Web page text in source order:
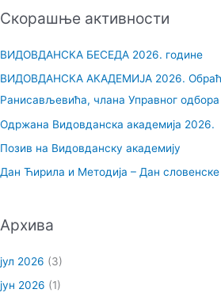
т
з
а
:
Скорашње активности
ВИДОВДАНСКА БЕСЕДА 2026. године
ВИДОВДАНСКА АКАДЕМИЈА 2026.
Ранисављевића, члана Управног
Одржана Видовданска академија 2026.
Позив на Видовданску академију
Дан Ћирила и Методија – Дан
Архива
јул 2026 (3)
јун 2026 (1)